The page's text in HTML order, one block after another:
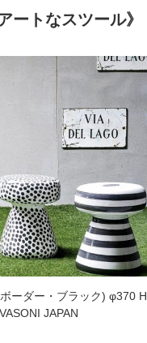
アートなスツール》
ーダー・ブラック) φ370
JAPAN